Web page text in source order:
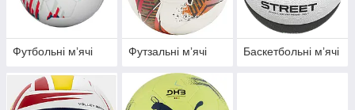
Футбольні мʼячі Футзальні мʼячі Баскетбольні мʼячі